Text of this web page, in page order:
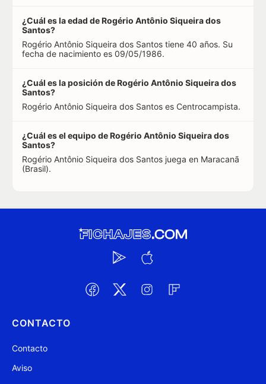
¿Cuál es la edad de Rogério Antônio Siqueira dos
Santos?
Rogério Antônio Siqueira dos Santos tiene 40 años. Su
fecha de nacimiento es 09/05/1986.
¿Cuál es la posición de Rogério Antônio Siqueira dos
Santos?
Rogério Antônio Siqueira dos Santos es Centrocampista.
¿Cuál es el equipo de Rogério Antônio Siqueira dos
Santos?
Rogério Antônio Siqueira dos Santos juega en Maracanã
(Brasil).
CONTACTO
Contacto
Aviso